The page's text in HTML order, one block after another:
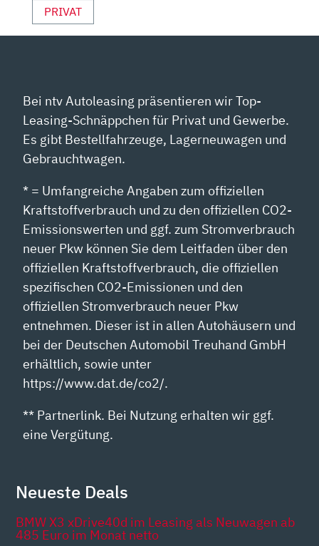
VON
YOUTUBE
PRIVAT
Bei ntv Autoleasing präsentieren wir Top-
Leasing-Schnäppchen für Privat und Gewerbe.
Es gibt Bestellfahrzeuge, Lagerneuwagen und
Gebrauchtwagen.
* = Umfangreiche Angaben zum offiziellen
Kraftstoffverbrauch und zu den offiziellen CO2-
Emissionswerten und ggf. zum Stromverbrauch
neuer Pkw können Sie dem Leitfaden über den
offiziellen Kraftstoffverbrauch, die offiziellen
spezifischen CO2-Emissionen und den
offiziellen Stromverbrauch neuer Pkw
entnehmen. Dieser ist in allen Autohäusern und
bei der Deutschen Automobil Treuhand GmbH
erhältlich, sowie unter
https://www.dat.de/co2/.
** Partnerlink. Bei Nutzung erhalten wir ggf.
eine Vergütung.
Neueste Deals
BMW X3 xDrive40d im Leasing als Neuwagen ab
485 Euro im Monat netto